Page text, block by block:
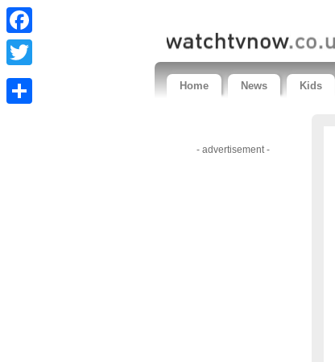
Facebook
Twitter
Home News Kids
- advertisement -